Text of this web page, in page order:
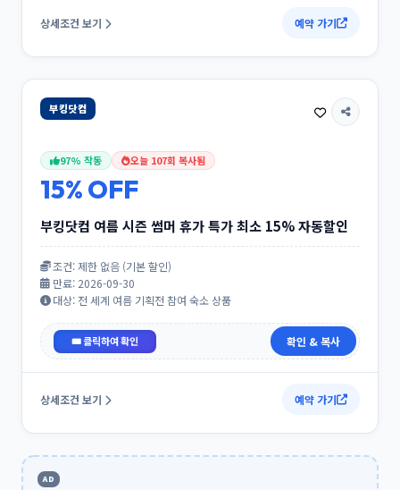
상세조건 보기 예약 가기
부킹닷컴
97% 작동 오늘 107회 복사됨
15% OFF
부킹닷컴 여름 시즌 썸머 휴가 특가 최소 15% 자동할인
조건: 제한 없음 (기본 할인)
만료: 2026-09-30
대상: 전 세계 여름 기획전 참여 숙소 상품
휴가 특가 확인 & 복사
상세조건 보기 예약 가기
AD
내가 아는 여행 할인코드 등록
요. 확인을 거쳐 전체 사용자 페이지에 추가됩니다.
할인 혜택 (예: 10% OFF, ₩15,000 할인)
할인 코드*
혜택 한 줄 요약*